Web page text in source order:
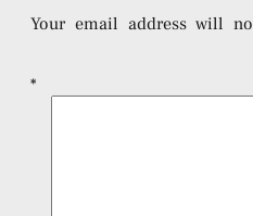
Your email address will
*